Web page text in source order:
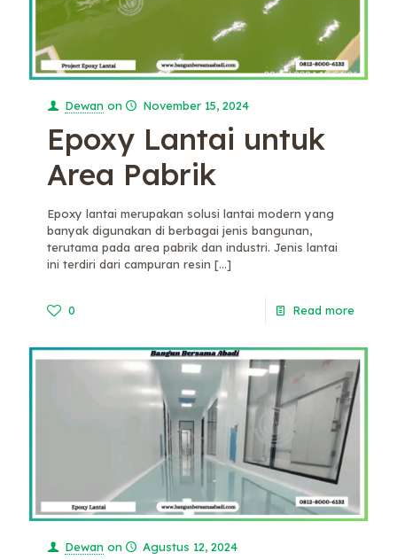
Dewan on November 15, 2024
Epoxy Lantai untuk
Area Pabrik
Epoxy lantai merupakan solusi lantai modern yang
banyak digunakan di berbagai jenis bangunan,
terutama pada area pabrik dan industri. Jenis lantai
ini terdiri dari campuran resin […]
0 Read more
Dewan on Agustus 12, 2024